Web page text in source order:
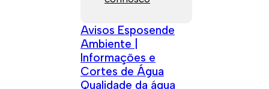
Avisos Esposende
Ambiente |
Informações e
Cortes de Água
Qualidade da água